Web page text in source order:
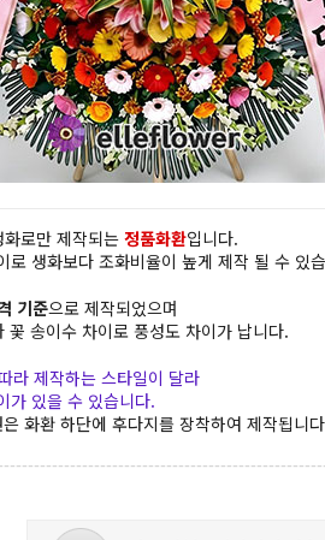
로만 제작되는 정품화환입니다.
로 생화보다 조화비율이 높게 제작 될 수 있
기준으로 제작되었으며
송이수 차이로 풍성도 차이가 납니다.
라 제작하는 스타일이 달라
가 있을 수 있습니다.
화환 하단에 후다지를 장착하여 제작됩니